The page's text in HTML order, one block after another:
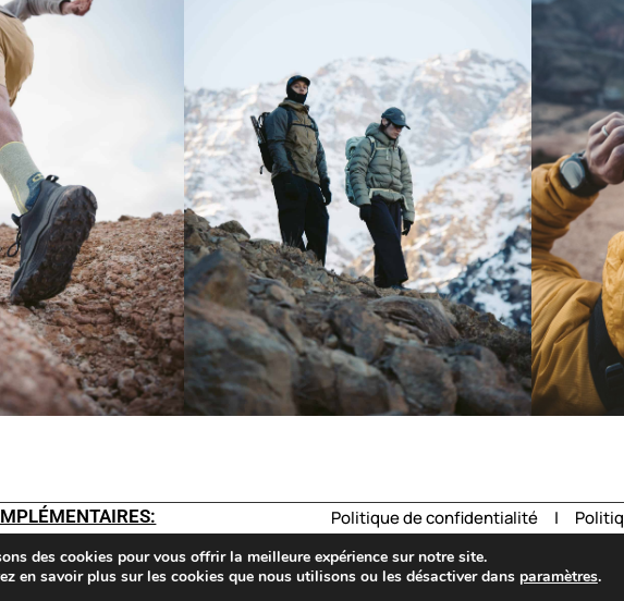
Politique de confidentialité |
droits réservés
des cookies pour vous offrir la meilleure expérience sur notre site.
en savoir plus sur les cookies que nous utilisons ou les désactiver dans paramètres.